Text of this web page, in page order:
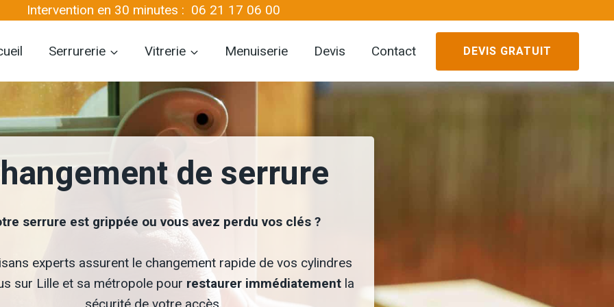
Intervention en 30 minutes : 06 21 17 06 00
Serrurerie Vitrerie Menuiserie Devis Contact DEVIS GRATUIT
de serrure
serrure est grippée ou vous avez perdu vos clés ?
experts assurent le changement rapide de vos cylindres
sur Lille et sa métropole pour restaurer immédiatement la